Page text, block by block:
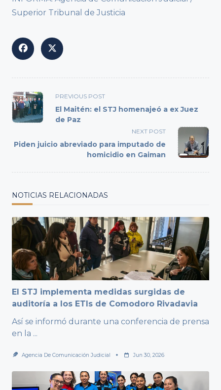
Superior Tribunal de Justicia
<span
class="nav-
subtitle
reader-
PREVIOUS POST
El Maitén: el STJ homenajeó a ex Juez
de Paz
NEXT POST
Piden juicio abreviado para imputado de
homicidio en Gaiman
NOTICIAS RELACIONADAS
El STJ implementa medidas surgidas de
auditoría a los ETIs de Comodoro Rivadavia
Así se informó durante una conferencia de prensa
en la ...
Agencia De Comunicación Judicial Jun 30, 2026